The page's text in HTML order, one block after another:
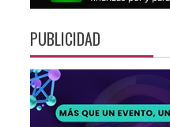
PUBLICIDAD